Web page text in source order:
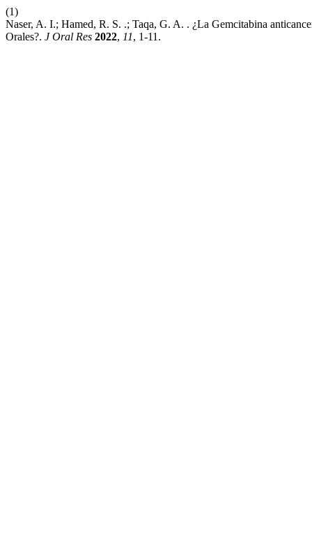
(1)
Naser, A. I.; Hamed, R. S. .; Taqa, G. A. . ¿La Gemcitabina
Orales?. J Oral Res 2022, 11, 1-11.